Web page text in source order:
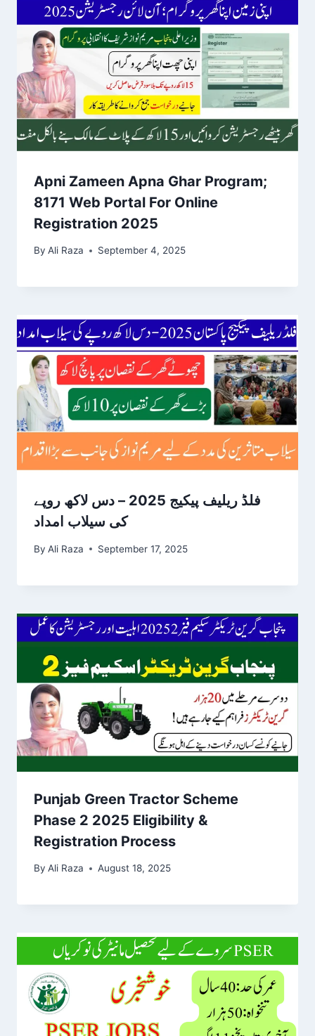
Apni Zameen Apna Ghar Program;
8171 Web Portal For Online
Registration 2025
By Ali Raza September 4, 2025
فلڈ ریلیف پیکیج 2025 – دس لاکھ روپے
کی سیلاب امداد
By Ali Raza September 17, 2025
Punjab Green Tractor Scheme
Phase 2 2025 Eligibility &
Registration Process
By Ali Raza August 18, 2025